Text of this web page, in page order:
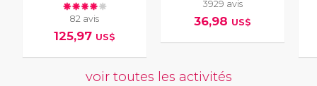
82 avis
125,97 US$
3929 avis
36,98 US$
voir toutes les activités